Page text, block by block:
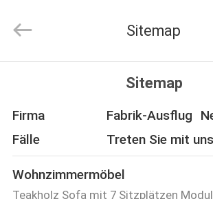
PRODUKTE
VIDEOS
Ltd..
Reserved.
Sitemap
Sitemap
Firma Fabrik-Ausflug
Fälle
Treten Sie mit
Wohnzimmermöbel
Teakholz Sofa mit 7 Sitzplätzen